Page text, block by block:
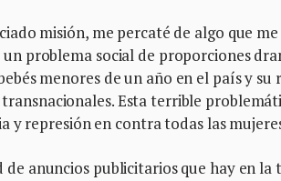
misión, me percaté de algo que
problema social de proporciones
menores de un año en el país y su
Esta terrible
y represión en contra todas las
anuncios publicitarios que hay en